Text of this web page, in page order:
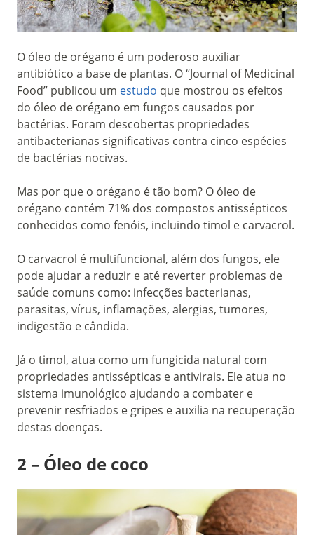
O óleo de orégano é um poderoso auxiliar
antibiótico a base de plantas. O “Journal of Medicinal
Food” publicou um estudo que mostrou os efeitos
do óleo de orégano em fungos causados por
bactérias. Foram descobertas propriedades
antibacterianas significativas contra cinco espécies
de bactérias nocivas.
Mas por que o orégano é tão bom? O óleo de
orégano contém 71% dos compostos antissépticos
conhecidos como fenóis, incluindo timol e carvacrol.
O carvacrol é multifuncional, além dos fungos, ele
pode ajudar a reduzir e até reverter problemas de
saúde comuns como: infecções bacterianas,
parasitas, vírus, inflamações, alergias, tumores,
indigestão e cândida.
Já o timol, atua como um fungicida natural com
propriedades antissépticas e antivirais. Ele atua no
sistema imunológico ajudando a combater e
prevenir resfriados e gripes e auxilia na recuperação
destas doenças.
2 – Óleo de coco